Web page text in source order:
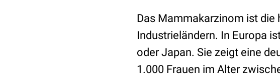
Das Mammakarzinom ist die
Industrieländern. In Europa
oder Japan. Sie zeigt eine
1.000 Frauen im Alter